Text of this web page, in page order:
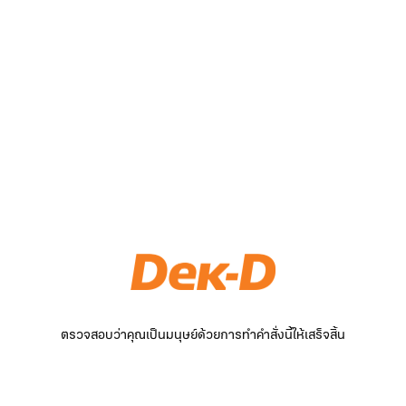
ตรวจสอบว่าคุณเป็นมนุษย์ด้วยการทำคำสั่งนี้ให้เสร็จสิ้น